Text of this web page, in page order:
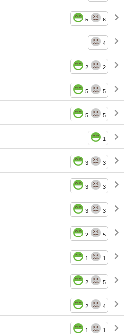
5 6
4
2 2
5 5
5 5
1
3 3
3 3
3 3
2 5
1 1
2 5
2 4
1 1